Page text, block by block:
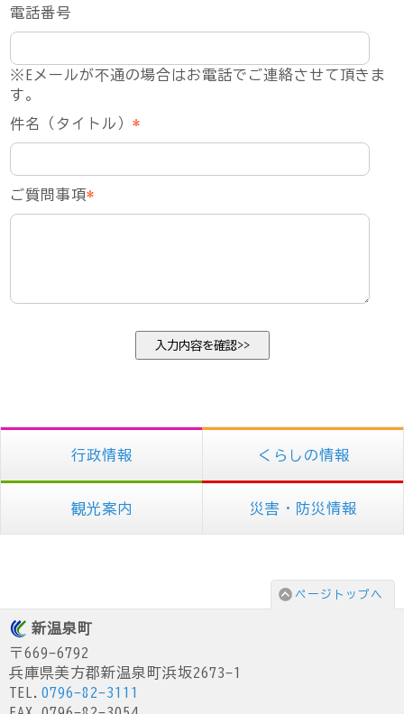
電話番号
※Eメールが不通の場合はお電話でご連絡させて頂きま
す。
件名（タイトル）*
ご質問事項*
行政情報 くらしの情報
観光案内 災害・防災情報
ページトップへ
新温泉町
〒669-6792
兵庫県美方郡新温泉町浜坂2673-1
TEL. 0796-82-3111